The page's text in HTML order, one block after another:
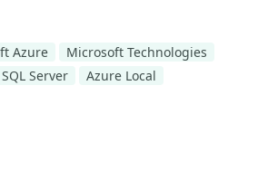
Azure
Microsoft Technologies
Server
Azure Local